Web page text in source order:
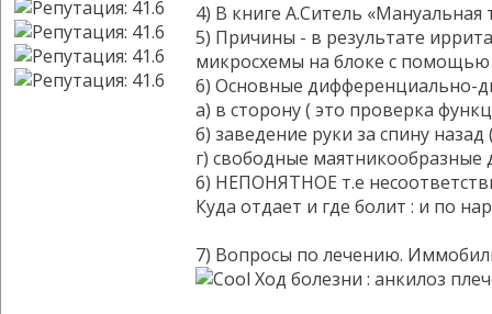
4) В книге А.Ситель
5) Причины - в результате
микросхемы на блоке с помощью
6) Основные дифференциально-
а) в сторону ( это проверка
б) заведение руки за спину
г) свободные маятникообразные
6) НЕПОНЯТНОЕ т.е
Куда отдает и где болит : и по
7) Вопросы по лечению.
Ход болезни : анкилоз